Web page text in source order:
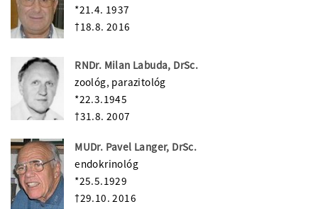
*21.4. 1937
†18.8. 2016
RNDr. Milan Labuda, DrSc.
zoológ, parazitológ
*22.3.1945
†31.8. 2007
MUDr. Pavel Langer, DrSc.
endokrinológ
*25.5.1929
†29.10. 2016